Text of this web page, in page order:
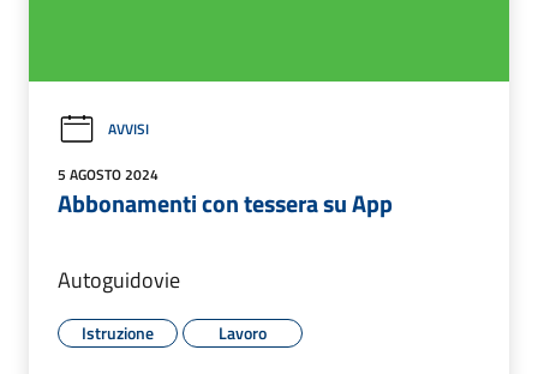
AVVISI
5 AGOSTO 2024
Abbonamenti con tessera su App
Autoguidovie
Istruzione Lavoro